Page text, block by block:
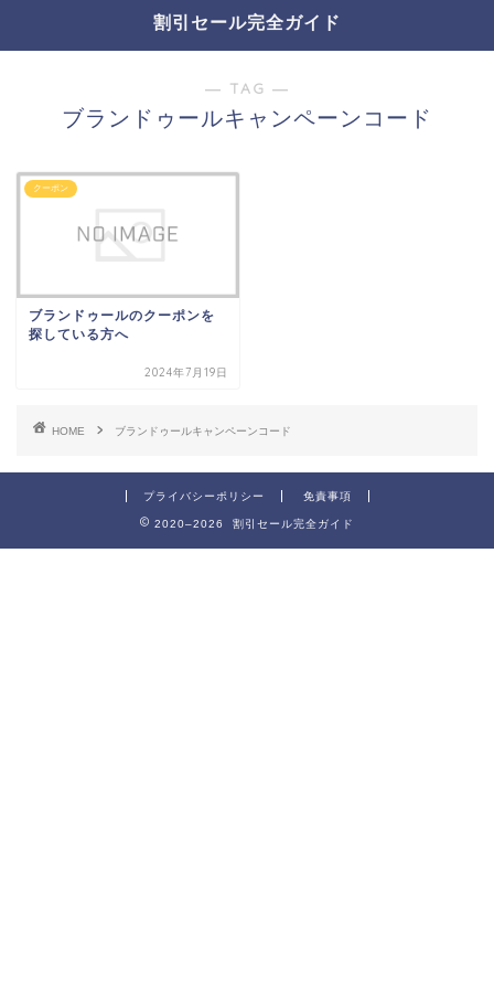
割引セール完全ガイド
― TAG ―
ブランドゥールキャンペーンコード
クーポン
ブランドゥールのクーポンを
探している方へ
2024年7月19日
HOME ブランドゥールキャンペーンコード
プライバシーポリシー 免責事項
2020–2026 割引セール完全ガイド